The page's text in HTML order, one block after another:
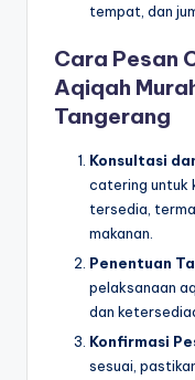
tempat, dan
Cara Pesan
Aqiqah
Tangerang
Konsultasi
catering untuk
tersedia,
makanan.
Penentuan
pelaksanaan
dan
Konfirmasi
sesuai,